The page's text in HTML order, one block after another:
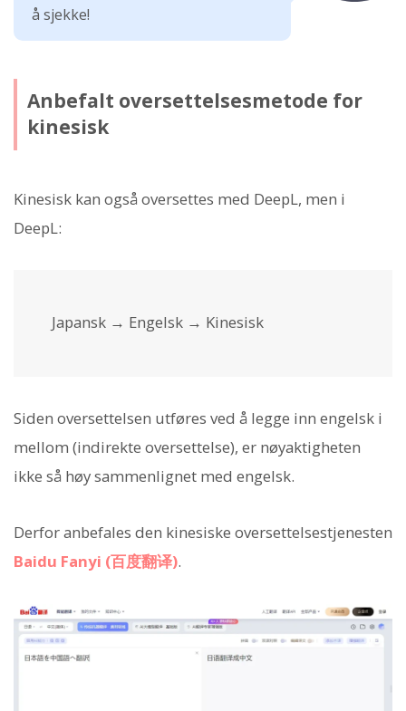
å sjekke!
Anbefalt oversettelsesmetode for
kinesisk
Kinesisk kan også oversettes med DeepL, men i
DeepL:
Japansk → Engelsk → Kinesisk
Siden oversettelsen utføres ved å legge inn engelsk i
mellom (indirekte oversettelse), er nøyaktigheten
ikke så høy sammenlignet med engelsk.
Derfor anbefales den kinesiske oversettelsestjenesten
Baidu Fanyi (百度翻译).